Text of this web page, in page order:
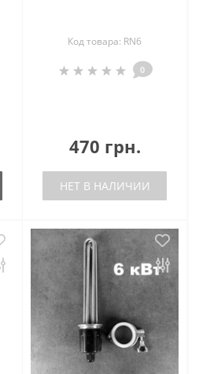
Код товара: RN6
0
470 грн.
НЕТ В НАЛИЧИИ